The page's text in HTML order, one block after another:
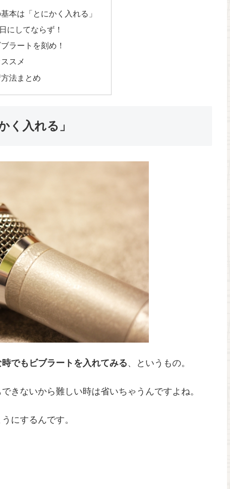
本は「とにかく入れる」
にしてならず！
ラートを刻め！
スメ
法まとめ
く入れる」
でもビブラートを入れてみる、というもの。
きないから難しい時は省いちゃうんですよね。
にするんです。